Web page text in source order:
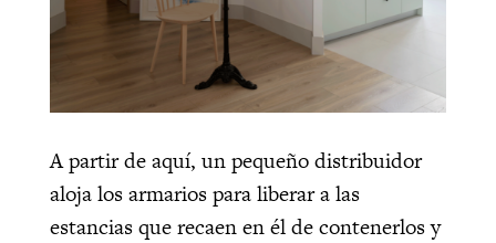
A partir de aquí, un pequeño distribuidor
aloja los armarios para liberar a las
estancias que recaen en él de contenerlos y